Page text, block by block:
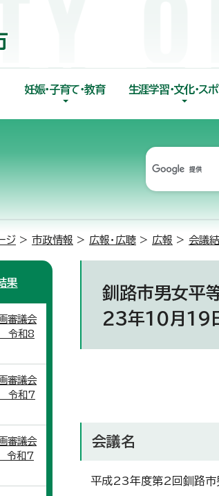
妊娠・子育て・教育 生涯学習・文化・ス
ジ > 市政情報 > 広報・広聴 > 広報 > 会議
釧路市男女平
23年10月19
会議名
平成23年度第2回釧路市
果
審議会
令和8
審議会
令和7
審議会
令和7